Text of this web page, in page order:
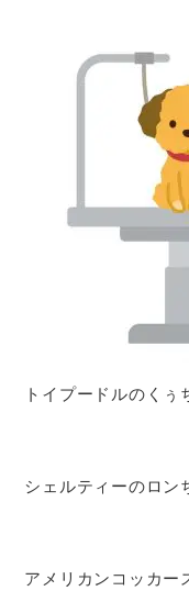
トイプードルのく
シェルティーのロン
アメリカンコッカ